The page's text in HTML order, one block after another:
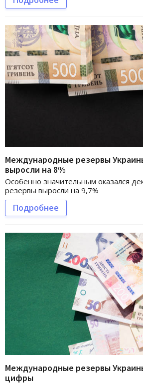
Международные резервы
выросли на 8%
Особенно значительным оказался
резервы выросли на 9,7%
Подробнее
Международные резервы
цифры